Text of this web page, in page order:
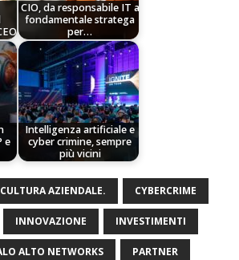
CIO, da responsabile IT a
fondamentale stratega
per…
e
Intelligenza artificiale e
cyber crimine, sempre
più vicini
CULTURA AZIENDALE. CYBERCRIME
INNOVAZIONE INVESTIMENTI
ALTO NETWORKS PARTNER